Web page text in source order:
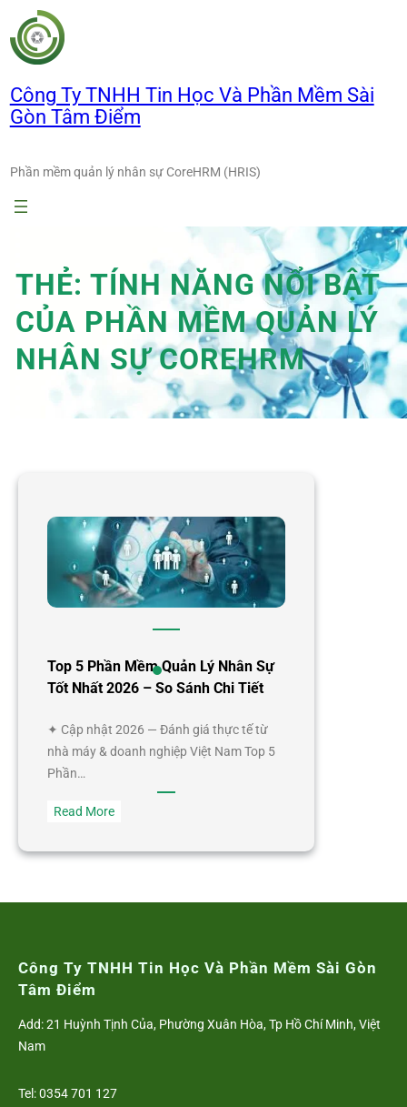
Chuyển
đến
phần
dung
Công Ty TNHH Tin Học Và Phần Mềm Sài
Gòn Tâm Điểm
Phần mềm quản lý nhân sự CoreHRM (HRIS)
THẺ: TÍNH NĂNG NỔI BẬT
CỦA PHẦN MỀM QUẢN LÝ
NHÂN SỰ COREHRM
Top 5 Phần Mềm Quản Lý Nhân Sự
Tốt Nhất 2026 – So Sánh Chi Tiết
✦ Cập nhật 2026 — Đánh giá thực tế từ
nhà máy & doanh nghiệp Việt Nam Top 5
Phần…
Read More:
5
Nhân
Nhất
So
Công Ty TNHH Tin Học Và Phần Mềm Sài Gòn
Tâm Điểm
Add: 21 Huỳnh Tịnh Của, Phường Xuân Hòa, Tp Hồ Chí Minh, Việt
Nam
Tel: 0354 701 127